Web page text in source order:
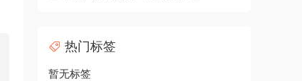
热门标签
暂无标签